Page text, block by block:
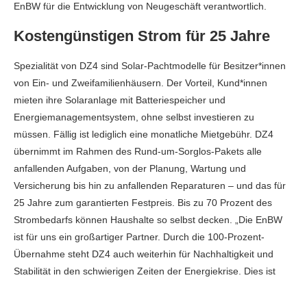
EnBW für die Entwicklung von Neugeschäft verantwortlich.
Kostengünstigen Strom für 25 Jahre
Spezialität von DZ4 sind Solar-Pachtmodelle für Besitzer*innen
von Ein- und Zweifamilienhäusern. Der Vorteil, Kund*innen
mieten ihre Solaranlage mit Batteriespeicher und
Energiemanagementsystem, ohne selbst investieren zu
müssen. Fällig ist lediglich eine monatliche Mietgebühr. DZ4
übernimmt im Rahmen des Rund-um-Sorglos-Pakets alle
anfallenden Aufgaben, von der Planung, Wartung und
Versicherung bis hin zu anfallenden Reparaturen – und das für
25 Jahre zum garantierten Festpreis. Bis zu 70 Prozent des
Strombedarfs können Haushalte so selbst decken. „Die EnBW
ist für uns ein großartiger Partner. Durch die 100-Prozent-
Übernahme steht DZ4 auch weiterhin für Nachhaltigkeit und
Stabilität in den schwierigen Zeiten der Energiekrise. Dies ist